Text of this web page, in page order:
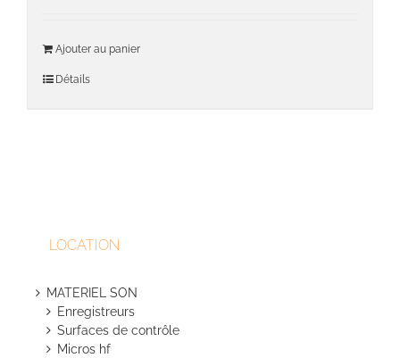
Ajouter au panier
Détails
LOCATION
MATERIEL SON
Enregistreurs
Surfaces de contrôle
Micros hf